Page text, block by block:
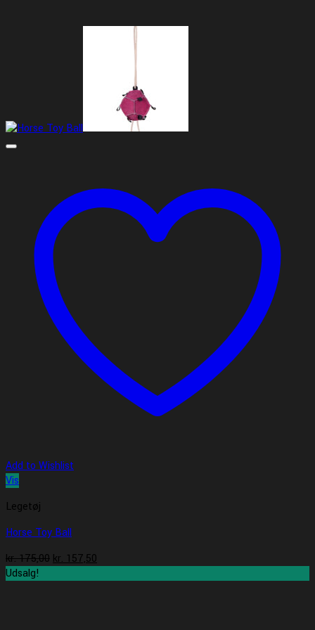
Add to Wishlist
Vis
Legetøj
Horse Toy Ball
kr.175,00 Den
kr. 157,50
Udsalg!